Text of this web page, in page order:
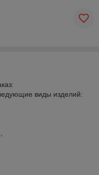
виды изделий: